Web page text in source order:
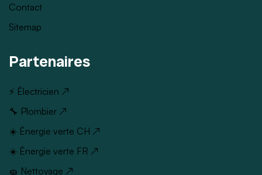
Contact
Sitemap
Partenaires
⚡ Électricien ↗
🔧 Plombier ↗
☀️ Énergie verte CH ↗
☀️ Énergie verte FR ↗
🧽 Nettoyage ↗